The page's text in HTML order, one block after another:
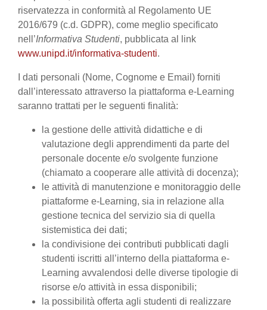
riservatezza in conformità al Regolamento UE
2016/679 (c.d. GDPR), come meglio specificato
nell’Informativa Studenti, pubblicata al link
www.unipd.it/informativa-studenti.
I dati personali (Nome, Cognome e Email) forniti
dall’interessato attraverso la piattaforma e-Learning
saranno trattati per le seguenti finalità:
la gestione delle attività didattiche e di
valutazione degli apprendimenti da parte del
personale docente e/o svolgente funzione
(chiamato a cooperare alle attività di docenza);
le attività di manutenzione e monitoraggio delle
piattaforme e-Learning, sia in relazione alla
gestione tecnica del servizio sia di quella
sistemistica dei dati;
la condivisione dei contributi pubblicati dagli
studenti iscritti all’interno della piattaforma e-
Learning avvalendosi delle diverse tipologie di
risorse e/o attività in essa disponibili;
la possibilità offerta agli studenti di realizzare